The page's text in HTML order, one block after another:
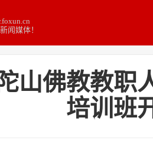
闻媒体！
山佛教教职
培训班